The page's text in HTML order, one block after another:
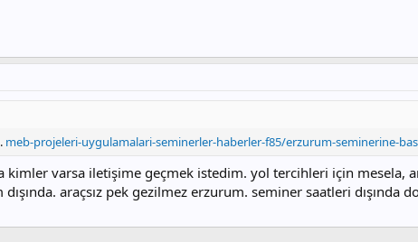
meb-projeleri-uygulamalari-seminerler-haberler-f85/erzurum-seminerine-
varsa iletişime geçmek istedim. yol tercihleri için mesela,
araçsız pek gezilmez erzurum. seminer saatleri dışında